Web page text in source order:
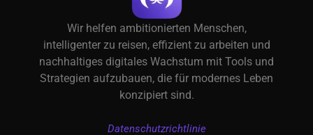
Wir helfen ambitionierten Menschen,
intelligenter zu reisen, effizient zu arbeiten und
nachhaltiges digitales Wachstum mit Tools und
Strategien aufzubauen, die für modernes Leben
konzipiert sind.
Datenschutzrichtlinie